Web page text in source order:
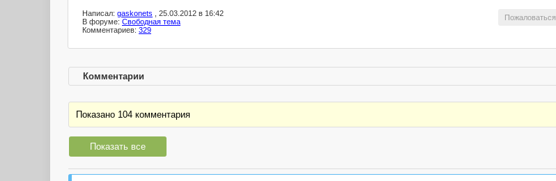
Пожаловаться
Написал: gaskonets , 25.03.2012 в 16:42
В форуме: Свободная тема
Комментариев: 329
Комментарии
Показано 104 комментария
Показать все